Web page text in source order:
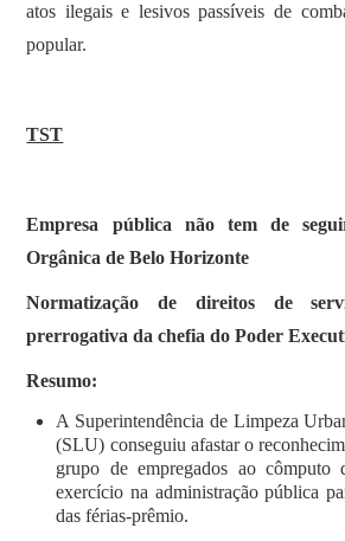
atos ilegais e lesivos passíveis de
popular.
TST
Empresa pública não tem de
Orgânica de Belo Horizonte
Normatização de direitos de
prerrogativa da chefia do Poder
Resumo:
A Superintendência de Limpeza
(SLU) conseguiu afastar o
grupo de empregados ao cômputo
exercício na administração pública
das férias-prêmio.